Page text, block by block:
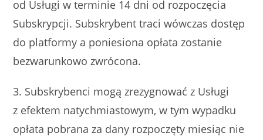
od Usługi w terminie 14 dni od rozpoczęcia
Subskrypcji. Subskrybent traci wówczas dostęp
do platformy a poniesiona opłata zostanie
bezwarunkowo zwrócona.
3. Subskrybenci mogą zrezygnować z Usługi
z efektem natychmiastowym, w tym wypadku
opłata pobrana za dany rozpoczęty miesiąc nie